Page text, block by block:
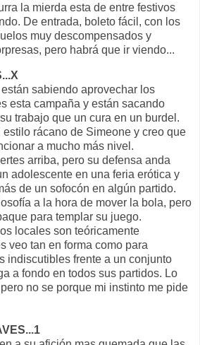
la mierda esta de entre festivos
De entrada, boleto fácil, con los
muy descompensados y
pero habrá que ir viendo...
sabiendo aprovechar los
esta campaña y están sacando
trabajo que un cura en un burdel.
rácano de Simeone y creo que
a mucho más nivel.
arriba, pero su defensa anda
adolescente en una feria erótica y
de un sofocón en algún partido.
a la hora de mover la bola, pero
para templar su juego.
locales son teóricamente
veo tan en forma como para
indiscutibles frente a un conjunto
a fondo en todos sus partidos. Lo
no se porque mi instinto me pide